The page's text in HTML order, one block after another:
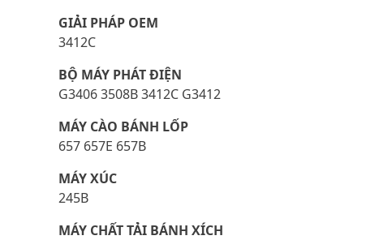
GIẢI PHÁP OEM
3412C
BỘ MÁY PHÁT ĐIỆN
G3406 3508B 3412C G3412
MÁY CÀO BÁNH LỐP
657 657E 657B
MÁY XÚC
245B
MÁY CHẤT TẢI BÁNH XÍCH